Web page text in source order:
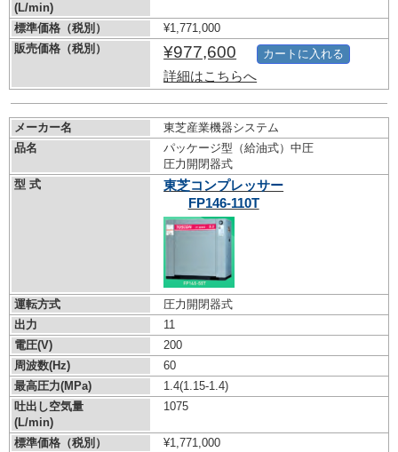
(L/min)
標準価格（税別）
¥1,771,000
販売価格（税別）
¥977,600
詳細はこちらへ
カートに入れる
メーカー名
東芝産業機器システム
品名
パッケージ型（給油式）中圧
圧力開閉器式
型 式
東芝コンプレッサー
FP146-110T
運転方式
圧力開閉器式
出力
11
電圧(V)
200
周波数(Hz)
60
最高圧力(MPa)
1.4(1.15-1.4)
吐出し空気量
(L/min)
1075
標準価格（税別）
¥1,771,000